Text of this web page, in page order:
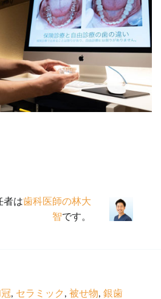
者は歯科医師の林大
智です。
, セラミック , 被せ物, 銀歯